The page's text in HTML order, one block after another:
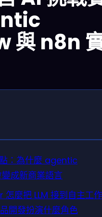
與 n8n
：為什麼 agentic
成新商業語言
麼把 LLM 接到自主工
開發扮演什麼角色